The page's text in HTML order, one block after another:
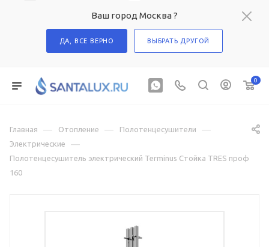
Ваш город Москва ?
ДА, ВСЕ ВЕРНО ВЫБРАТЬ ДРУГОЙ
0
Главная — Отопление — Полотенцесушители —
Электрические —
Полотенцесушитель электрический Terminus Стойка TRES проф
160